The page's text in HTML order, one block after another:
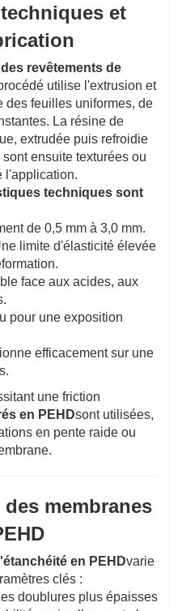
et
revêtements de
utilise l'extrusion et
des feuilles uniformes, de
La résine de
extrudée puis refroidie
ensuite texturées ou
l'application.
techniques sont
de 0,5 mm à 3,0 mm.
limite d'élasticité élevée
face aux acides, aux
pour une exposition
efficacement sur une
une friction
en PEHDsont utilisées,
en pente raide ou
membranes
en PEHDvarie
clés :
doublures plus épaisses